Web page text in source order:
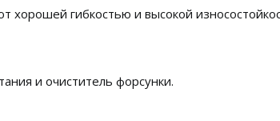
хорошей гибкостью и высокой
и очиститель форсунки.